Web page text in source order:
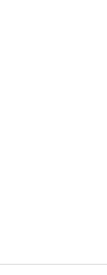
Produkten ist die
Inbetriebnahme
Steckdosen gesteckt
Geräten
128-Bit
Set ist kompatibel mit
werden leicht